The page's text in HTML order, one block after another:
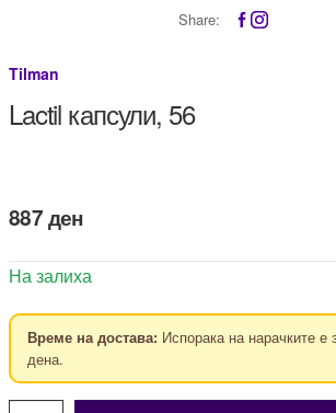
Share:
Tilman
Lactil капсули, 56
887ден
На залиха
Време на достава: Испорака на нарачките е
дена.